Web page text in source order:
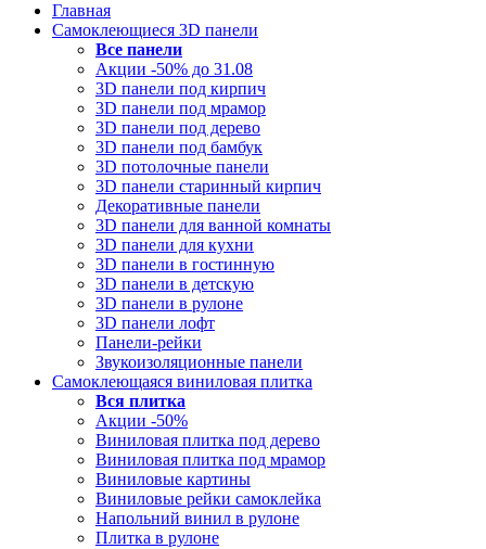
Главная
Самоклеющиеся 3D панели
Все панели
Акции -50% до 31.08
3D панели под кирпич
3D панели под мрамор
3D панели под дерево
3D панели под бамбук
3D потолочные панели
3D панели старинный кирпич
Декоративные панели
3D панели для ванной комнаты
3D панели для кухни
3D панели в гостинную
3D панели в детскую
3D панели в рулоне
3D панели лофт
Панели-рейки
Звукоизоляционные панели
Самоклеющаяся виниловая плитка
Вся плитка
Акции -50%
Виниловая плитка под дерево
Виниловая плитка под мрамор
Виниловые картины
Виниловые рейки самоклейка
Напольний винил в рулоне
Плитка в рулоне